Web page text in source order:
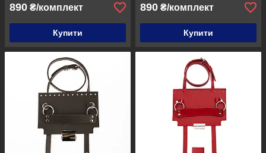
890 ₴/комплект
Купити
890 ₴/комплект
Купити